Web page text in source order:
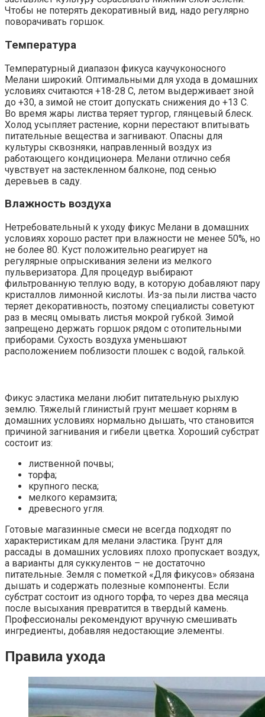
Чтобы не потерять декоративный вид, надо регулярно
поворачивать горшок.
Температура
Температурный диапазон фикуса каучуконосного
Мелани широкий. Оптимальными для ухода в домашних
условиях считаются +18-28 С, летом выдерживает зной
до +30, а зимой не стоит допускать снижения до +13 С.
Во время жары листва теряет тургор, глянцевый блеск.
Холод усыпляет растение, корни перестают впитывать
питательные вещества и загнивают. Опасны для
культуры сквозняки, направленный воздух из
работающего кондиционера. Мелани отлично себя
чувствует на застекленном балконе, под сенью
деревьев в саду.
Влажность воздуха
Нетребовательный к уходу фикус Мелани в домашних
условиях хорошо растет при влажности не менее 50%, но
не более 80. Куст положительно реагирует на
регулярные опрыскивания зелени из мелкого
пульверизатора. Для процедур выбирают
фильтрованную теплую воду, в которую добавляют пару
кристаллов лимонной кислоты. Из-за пыли листва часто
теряет декоративность, поэтому специалисты советуют
раз в месяц омывать листья мокрой губкой. Зимой
запрещено держать горшок рядом с отопительными
приборами. Сухость воздуха уменьшают
расположением поблизости плошек с водой, галькой.
Фикус эластика мелани любит питательную рыхлую
землю. Тяжелый глинистый грунт мешает корням в
домашних условиях нормально дышать, что становится
причиной загнивания и гибели цветка. Хороший субстрат
состоит из:
лиственной почвы;
торфа;
крупного песка;
мелкого керамзита;
древесного угля.
Готовые магазинные смеси не всегда подходят по
характеристикам для мелани эластика. Грунт для
рассады в домашних условиях плохо пропускает воздух,
а варианты для суккулентов – не достаточно
питательные. Земля с пометкой «Для фикусов» обязана
дышать и содержать полезные компоненты. Если
субстрат состоит из одного торфа, то через два месяца
после высыхания превратится в твердый камень.
Профессионалы рекомендуют вручную смешивать
ингредиенты, добавляя недостающие элементы.
Правила ухода